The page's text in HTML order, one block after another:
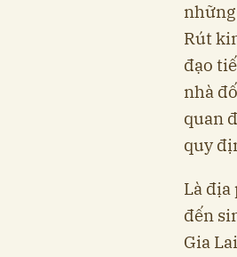
Rút
đạo
nhà
quan
quy
Là
đến
Gia